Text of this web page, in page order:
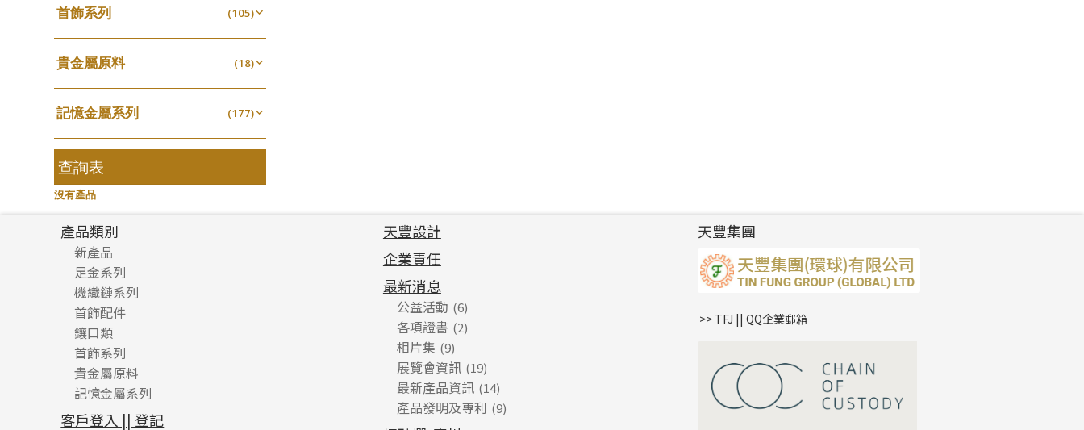
梅花迫系列 (19)
平臺迫系列 (74)
綫拍系列 (42)
美拍系列 (16)
耳針系列 (6)
耳環扣系列
耳綫/耳鈎系列
耳環爪頭
耳環
調節珠系列
生圈扣系列
鴨俐制系列
字母吊墜
相盒吊墜 (11)
生肖吊墜
管扣系列
星座吊墜
水泡扣
珠扣
其他類配件 (161)
珠盤系列 (16)
袖口鈕系列 (7)
焊片及鐳射綫 (2)
空心車花管 (19)
其他 (104)
無孔光身珠 (7)
無孔批花珠
空心批花珠 (22)
六爪頭系列 (41)
車花片 (35)
動感車花片 (20)
鑲口戒指 (16)
鑲口手鏈系列 (146)
首飾系列 (105)
手镯系列 (8)
戒指系列 (8)
空心耳環 (27)
空心车花管首饰链 (15)
空心手鐲系列 (8)
牛仔鏈
貴金屬原料 (18)
千足金 (18)
記憶金屬系列 (177)
記憶戒指 (30)
拉簧珠珠手鏈
記憶鈦手鐲
查詢表
沒有產品
*你的名字
公司名稱
產品類別
新產品
足金系列
足金配件
機織鏈系列
珠仔鏈
镶口链
管狀網鏈
十字車花鏈系列
十字閃O鏈系列
十字錘打鏈系列
首飾配件
耳環類配件
卷迫系列
螺絲迫系列
梅花迫系列
平臺迫系列
鏈類配件
動感車花吊墜
調節珠系列
生圈扣系列
其他類配件
珠盤系列
袖口鈕系列
珠類配件
無孔光身珠
鑲口類
四爪頭系列
六爪頭系列
車花片
動感車花片
首飾系列
手镯系列
戒指系列
空心耳環
貴金屬原料
千足金
記憶金屬系列
記憶戒指
客戶登入 || 登記
天豐設計
企業責任
最新消息
公益活動 (6)
各項證書 (2)
相片集 (9)
展覽會資訊 (19)
最新產品資訊 (14)
產品發明及專利 (9)
天豐集團
>> TFJ || QQ企業郵箱